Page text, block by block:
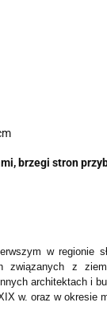
brzegi stron
w regionie
związanych z
architektach i
w. oraz w okresie